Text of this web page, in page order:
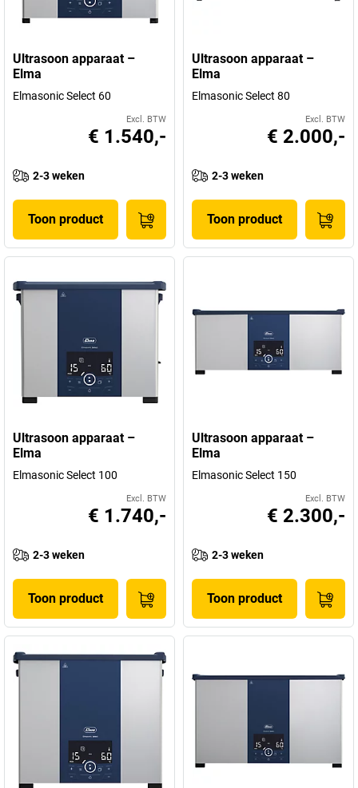
Ultrasoon apparaat –
Elma
Elmasonic Select 60
Excl. BTW
€ 1.540,-
2-3 weken
Toon product
Ultrasoon apparaat –
Elma
Elmasonic Select 80
Excl. BTW
€ 2.000,-
2-3 weken
Toon product
Ultrasoon apparaat –
Elma
Elmasonic Select 100
Excl. BTW
€ 1.740,-
2-3 weken
Toon product
Ultrasoon apparaat –
Elma
Elmasonic Select 150
Excl. BTW
€ 2.300,-
2-3 weken
Toon product